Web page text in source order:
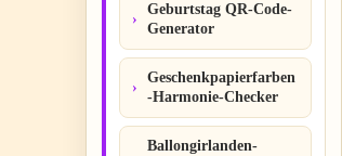
Geburtstag QR-Code-
Generator
Geschenkpapierfarben
-Harmonie-Checker
Ballongirlanden-